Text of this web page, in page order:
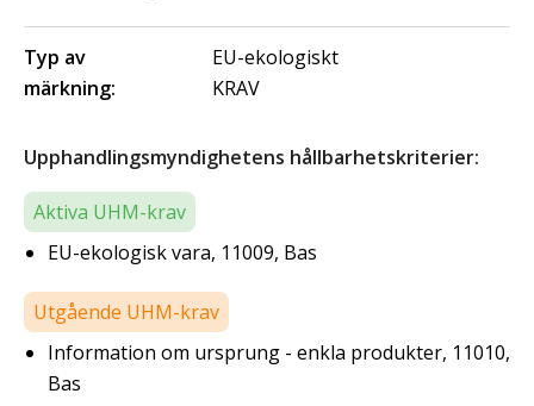
Typ av
märkning:
EU-ekologiskt
KRAV
Upphandlingsmyndighetens hållbarhetskriterier:
Aktiva UHM-krav
EU-ekologisk vara, 11009, Bas
Utgående UHM-krav
Information om ursprung - enkla produkter, 11010,
Bas